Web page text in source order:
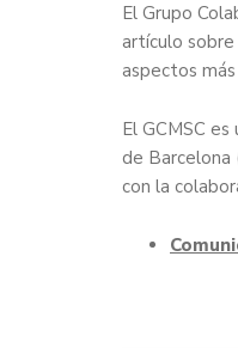
El Grupo
artículo
aspectos
El GCMSC
de Barcelona
con la